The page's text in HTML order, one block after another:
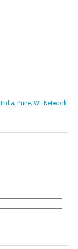
India, Pune, WE Network